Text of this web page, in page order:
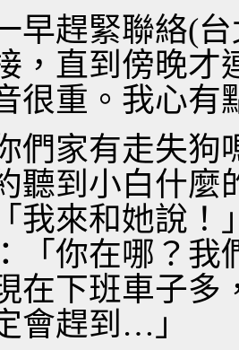
早趕緊聯絡(
，直到傍晚才
很重。我心有
們家有走失
聽到小白什麼
我來和她說！
「你在哪？我
在下班車子多
會趕到…」